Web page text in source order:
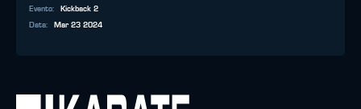
Evento:
Kickback 2
Data: Mar 23 2024